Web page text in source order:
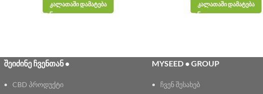
ᲙᲐᲚᲐᲗᲐᲨᲘ ᲓᲐᲛᲐᲢᲔᲑᲐ ᲙᲐᲚᲐᲗᲐᲨᲘ ᲓᲐᲛᲐᲢᲔᲑᲐ
ᲨᲔᲘᲫᲘᲜᲔ ᲩᲕᲔᲜᲗᲐᲜ •
CBD პროდუქტი
MYSEED • GROUP
ჩვენ შესახებ